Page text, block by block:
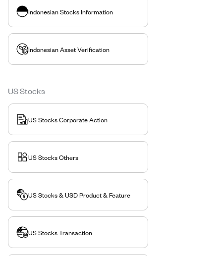
Indonesian Stocks Information
Indonesian Asset Verification
US Stocks
US Stocks Corporate Action
US Stocks Others
US Stocks & USD Product & Feature
US Stocks Transaction